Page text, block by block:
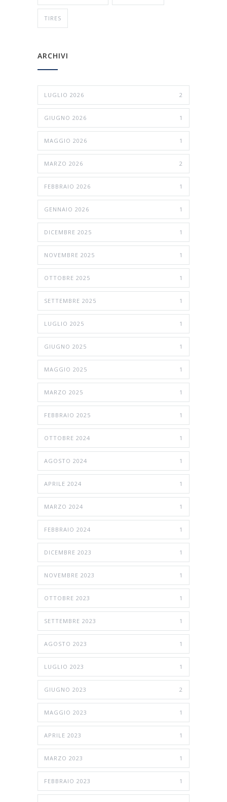
TIRES
ARCHIVI
LUGLIO 2026 2
GIUGNO 2026 1
MAGGIO 2026 1
MARZO 2026 2
FEBBRAIO 2026 1
GENNAIO 2026 1
DICEMBRE 2025 1
NOVEMBRE 2025 1
OTTOBRE 2025 1
SETTEMBRE 2025 1
LUGLIO 2025 1
GIUGNO 2025 1
MAGGIO 2025 1
MARZO 2025 1
FEBBRAIO 2025 1
OTTOBRE 2024 1
AGOSTO 2024 1
APRILE 2024 1
MARZO 2024 1
FEBBRAIO 2024 1
DICEMBRE 2023 1
NOVEMBRE 2023 1
OTTOBRE 2023 1
SETTEMBRE 2023 1
AGOSTO 2023 1
LUGLIO 2023 1
GIUGNO 2023 2
MAGGIO 2023 1
APRILE 2023 1
MARZO 2023 1
FEBBRAIO 2023 1